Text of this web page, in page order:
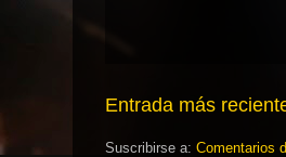
Entrada más
Suscribirse a: Comentarios